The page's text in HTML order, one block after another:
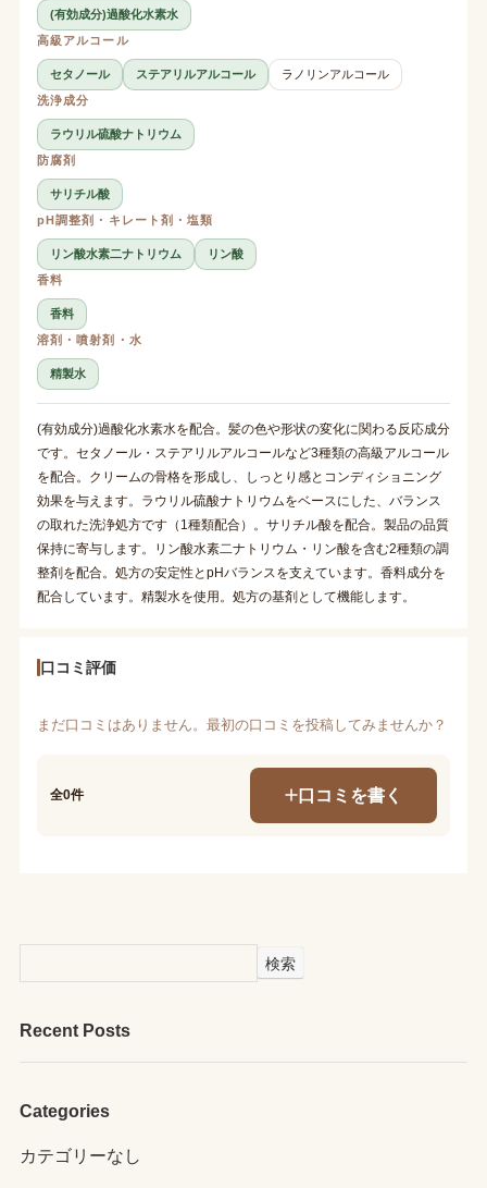
(有効成分)過酸化水素水
高級アルコール
セタノール ステアリルアルコール
ラノリンアルコール
洗浄成分
ラウリル硫酸ナトリウム
防腐剤
サリチル酸
pH調整剤・キレート剤・塩類
リン酸水素二ナトリウム
リン酸
香料
香料
溶剤・噴射剤・水
精製水
(有効成分)過酸化水素水を配合。髪の色や形状の変化に関わる反応成分
です。セタノール・ステアリルアルコールなど3種類の高級アルコール
を配合。クリームの骨格を形成し、しっとり感とコンディショニング
効果を与えます。ラウリル硫酸ナトリウムをベースにした、バランス
の取れた洗浄処方です（1種類配合）。サリチル酸を配合。製品の品質
保持に寄与します。リン酸水素二ナトリウム・リン酸を含む2種類の調
整剤を配合。処方の安定性とpHバランスを支えています。香料成分を
配合しています。精製水を使用。処方の基剤として機能します。
口コミ評価
まだ口コミはありません。最初の口コミを投稿してみませんか？
全0件 口コミを書く
検索
Recent Posts
Categories
カテゴリーなし